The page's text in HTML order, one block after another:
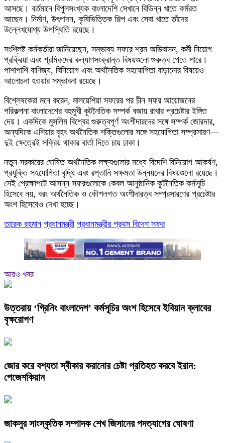
আসছে। বর্তমানে বিপুলসংখ্যক বাংলাদেশি সেখানে বিভিন্ন খাতে কর্মরত
আছেন। নির্মাণ, উৎপাদন, কৃষিভিত্তিক শিল্প এবং সেবা খাতে তাঁদের
উল্লেখযোগ্য উপস্থিতি রয়েছে।
সংশ্লিষ্ট কর্মকর্তারা জানিয়েছেন, সম্ভাব্য সফরে শ্রম অভিবাসন, কর্মী নিয়োগ
প্রক্রিয়া এবং শ্রমিকদের কল্যাণসংক্রান্ত বিষয়গুলো গুরুত্ব পেতে পারে।
পাশাপাশি বাণিজ্য, বিনিয়োগ এবং অর্থনৈতিক সহযোগিতা বাড়ানোর বিষয়েও
আলোচনা হওয়ার সম্ভাবনা রয়েছে।
বিশ্লেষকেরা মনে করেন, মালয়েশিয়া সফরের পর চীন সফর আয়োজনের
পরিকল্পনা বাংলাদেশের বহুমুখী কূটনৈতিক সম্পর্ক বজায় রাখার প্রচেষ্টার ইঙ্গিত
দেয়। একদিকে মুসলিম বিশ্বের গুরুত্বপূর্ণ অংশীদারদের সঙ্গে সম্পর্ক জোরদার,
অন্যদিকে এশিয়ার বৃহৎ অর্থনৈতিক শক্তিগুলোর সঙ্গে সহযোগিতা সম্প্রসারণ—
দুই ক্ষেত্রেই সক্রিয় থাকার বার্তা দিতে চায় ঢাকা।
নতুন সরকারের ঘোষিত অর্থনৈতিক লক্ষ্যগুলোর মধ্যে বিদেশি বিনিয়োগ আকর্ষণ,
প্রযুক্তি সহযোগিতা বৃদ্ধি এবং রপ্তানি সক্ষমতা উন্নয়নের বিষয়গুলো রয়েছে।
সেই প্রেক্ষাপটে আসন্ন সফরগুলোকে কেবল আনুষ্ঠানিক কূটনৈতিক কর্মসূচি
হিসেবে নয়, বরং অর্থনৈতিক ও কৌশলগত অংশীদারত্ব সম্প্রসারণের প্রচেষ্টার
অংশ হিসেবেও দেখা হচ্ছে।
তারেক রহমান প্রধানমন্ত্রী প্রধানমন্ত্রীর প্রথম বিদেশ সফর
আরও খবর
উত্তরায় ‘গ্রিনিং বাংলাদেশ’ কর্মসূচির অংশ হিসেবে ইবিয়ান ক্লাবের
বৃক্ষরোপণ
জোর করে বশ্যতা স্বীকার করানোর চেষ্টা প্রতিহত করবে ইরান:
পেজেশকিয়ান
জাকসুর সাংস্কৃতিক সম্পাদক শেখ জিসানের পদত্যাগের ঘোষণা